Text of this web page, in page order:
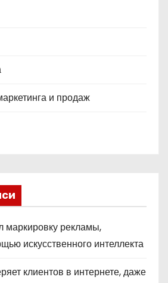
и продаж
рекламы,
искусственного интеллекта
клиентов в интернете, даже